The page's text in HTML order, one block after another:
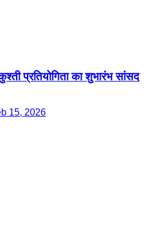
प्रतियोगिता का शुभारंभ सांसद
15, 2026